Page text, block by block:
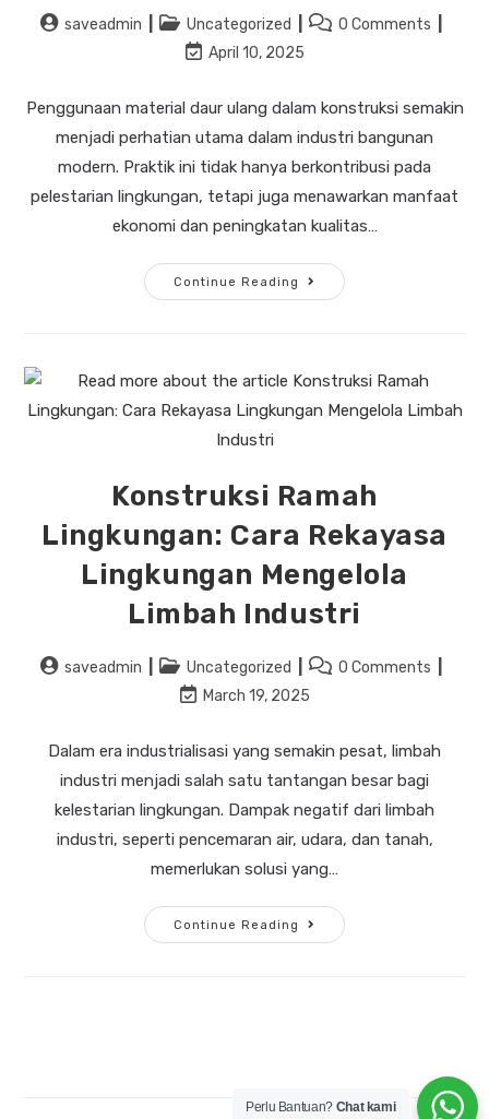
saveadmin Uncategorized
0 Comments
April 10, 2025
Penggunaan material daur ulang dalam konstruksi semakin
menjadi perhatian utama dalam industri bangunan
modern. Praktik ini tidak hanya berkontribusi pada
pelestarian lingkungan, tetapi juga menawarkan manfaat
ekonomi dan peningkatan kualitas…
Continue Reading
Konstruksi Ramah
Lingkungan: Cara Rekayasa
Lingkungan Mengelola
Limbah Industri
saveadmin Uncategorized
0 Comments
March 19, 2025
Dalam era industrialisasi yang semakin pesat, limbah
industri menjadi salah satu tantangan besar bagi
kelestarian lingkungan. Dampak negatif dari limbah
industri, seperti pencemaran air, udara, dan tanah,
memerlukan solusi yang…
Continue Reading
Perlu Bantuan? Chat kami